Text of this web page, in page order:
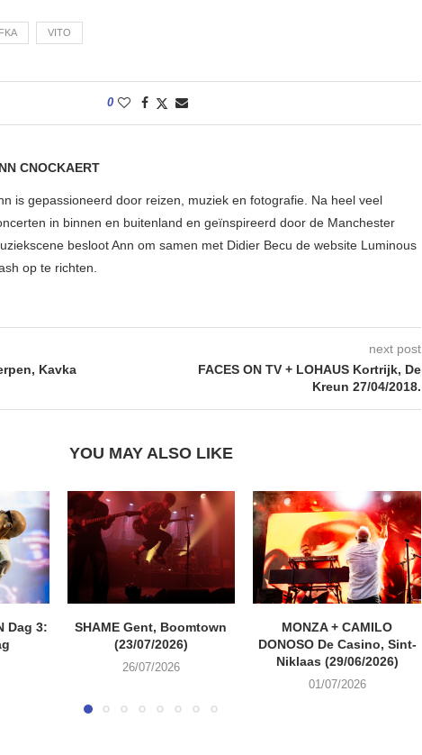
VITO
0
CNOCKAERT
is gepassioneerd door reizen, muziek en fotografie. Na heel veel
in binnen en buitenland en geïnspireerd door de Manchester
besloot Ann om samen met Didier Becu de website Luminous
op te richten.
Kavka
next post
FACES ON TV + LOHAUS Kortrijk, De
Kreun 27/04/2018.
YOU MAY ALSO LIKE
Dag 3:
SHAME Gent, Boomtown
(23/07/2026)
26/07/2026
MONZA + CAMILO
DONOSO De Casino, Sint-
Niklaas (29/06/2026)
01/07/2026